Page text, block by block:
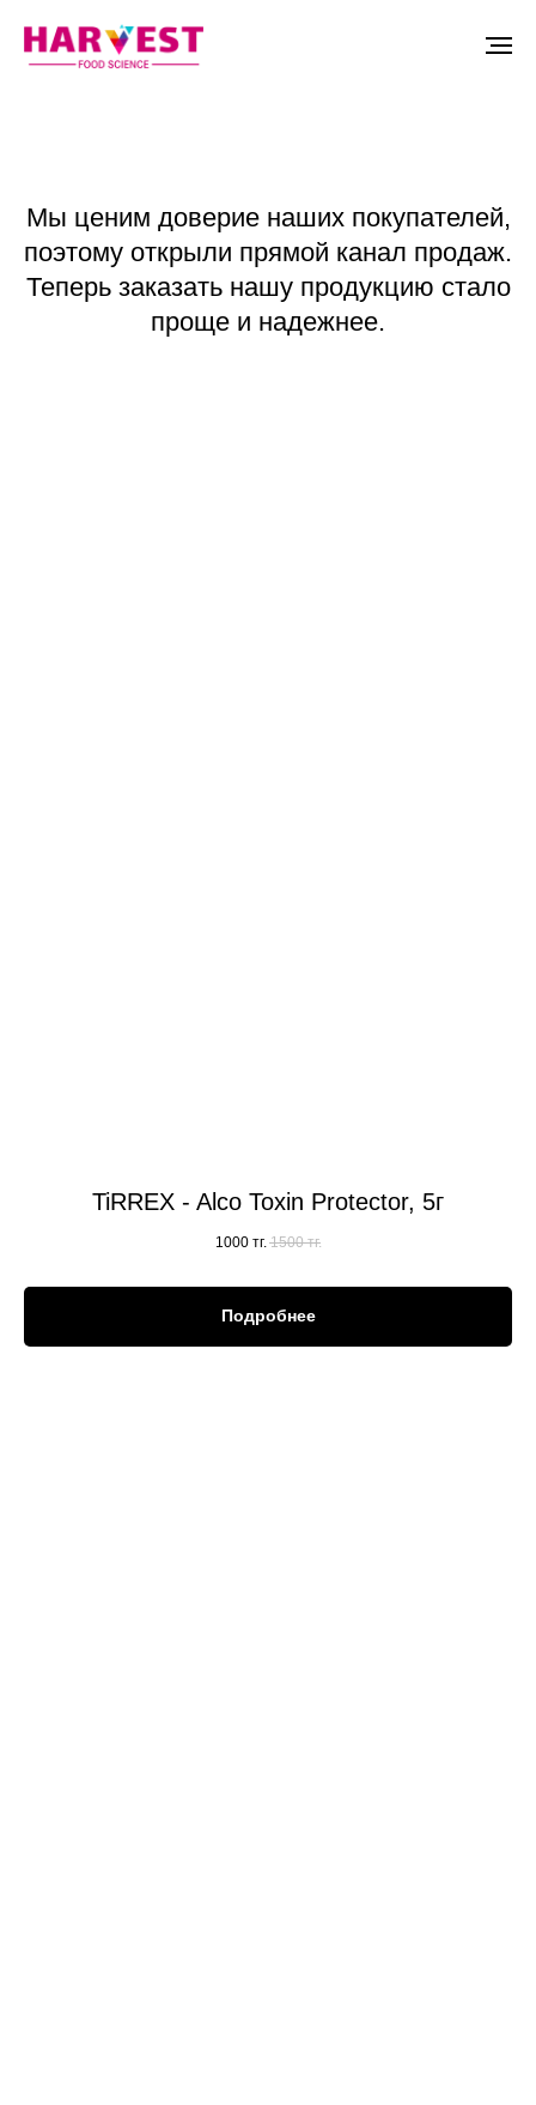
Мы ценим доверие наших покупателей,
поэтому открыли прямой канал продаж.
Теперь заказать нашу продукцию стало
проще и надежнее.
TiRREX - Alco Toxin Protector, 5г
1000 тг. 1500 тг.
Подробнее